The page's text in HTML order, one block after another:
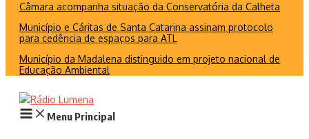
Câmara acompanha situação da Conservatória da Calheta
Município e Cáritas de Santa Catarina assinam protocolo
para cedência de espaços para ATL
Município da Madalena distinguido em projeto nacional de
Educação Ambiental
Menu Principal